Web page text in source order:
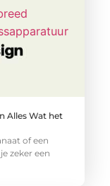
Alles Wat het
of een
zeker een